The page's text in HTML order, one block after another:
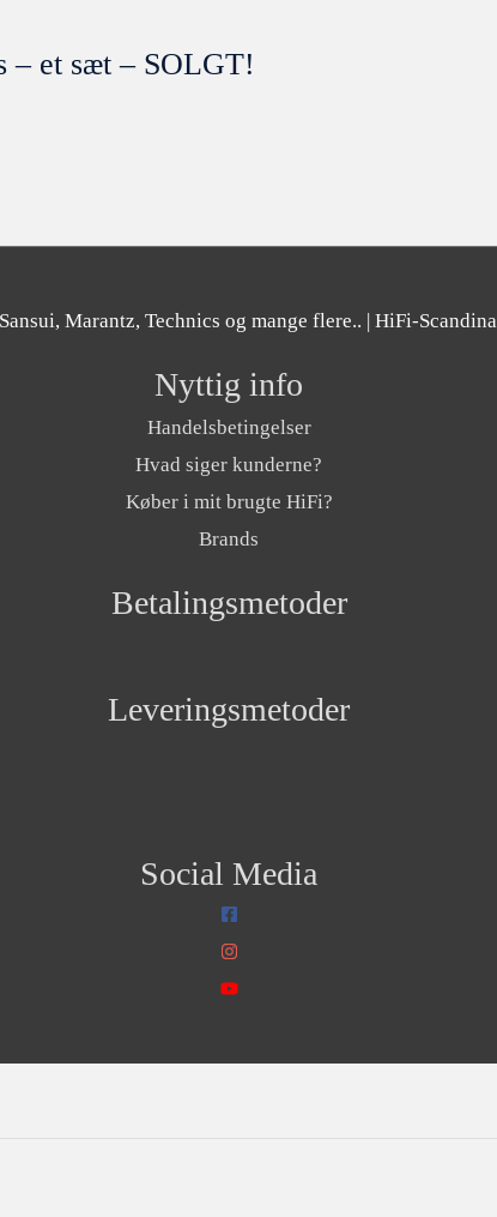
– et sæt – SOLGT!
Marantz, Technics og mange flere.. | HiFi-
Nyttig info
Handelsbetingelser
Hvad siger kunderne?
Køber i mit brugte HiFi?
Brands
Betalingsmetoder
Leveringsmetoder
Social Media